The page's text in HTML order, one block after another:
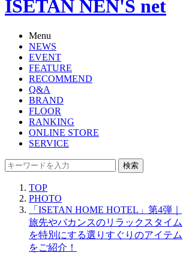
ISETAN NEN'S net
Menu
NEWS
EVENT
FEATURE
RECOMMEND
Q&A
BRAND
FLOOR
RANKING
ONLINE STORE
SERVICE
検索
TOP
PHOTO
「ISETAN HOME HOTEL」第4弾｜
旅先やバカンスのリラックスタイム
を特別にする選りすぐりのアイテム
をご紹介！